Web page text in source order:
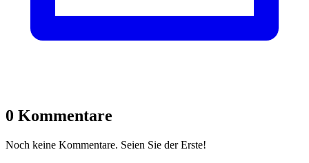
0 Kommentare
Noch keine Kommentare. Seien Sie der Erste!